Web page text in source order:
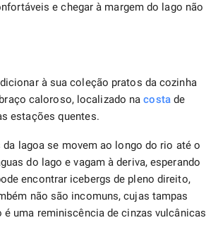
​​e chegar à margem do lago não
à sua coleção pratos da cozinha
caloroso, localizado nacostade
estações quentes.
lagoa se movem ao longo do rio até o
do lago e vagam à deriva, esperando
encontrar icebergs de pleno direito,
não são incomuns, cujas tampas
uma reminiscência de cinzas vulcânicas